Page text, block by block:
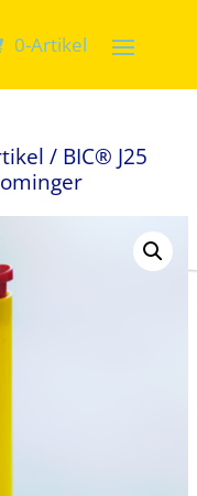
0-Artikel
/ BIC® J25